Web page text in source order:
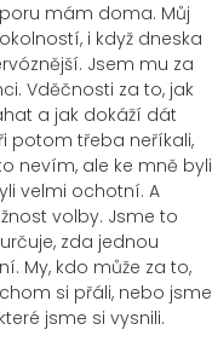
mám doma. Můj
i když dneska
Jsem mu za
Vděčnosti za to, jak
a jak dokáží dát
potom třeba neříkali,
nevím, ale ke mně byli
velmi ochotní. A
volby. Jsme to
zda jednou
My, kdo může za to,
si přáli, nebo jsme
jsme si vysnili.